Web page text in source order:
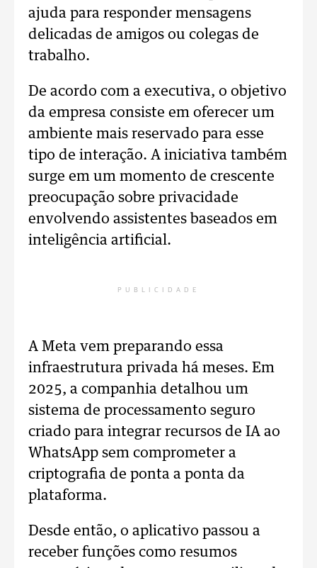
ajuda para responder mensagens
delicadas de amigos ou colegas de
trabalho.
De acordo com a executiva, o objetivo
da empresa consiste em oferecer um
ambiente mais reservado para esse
tipo de interação. A iniciativa também
surge em um momento de crescente
preocupação sobre privacidade
envolvendo assistentes baseados em
inteligência artificial.
PUBLICIDADE
A Meta vem preparando essa
infraestrutura privada há meses. Em
2025, a companhia detalhou um
sistema de processamento seguro
criado para integrar recursos de IA ao
WhatsApp sem comprometer a
criptografia de ponta a ponta da
plataforma.
Desde então, o aplicativo passou a
receber funções como resumos